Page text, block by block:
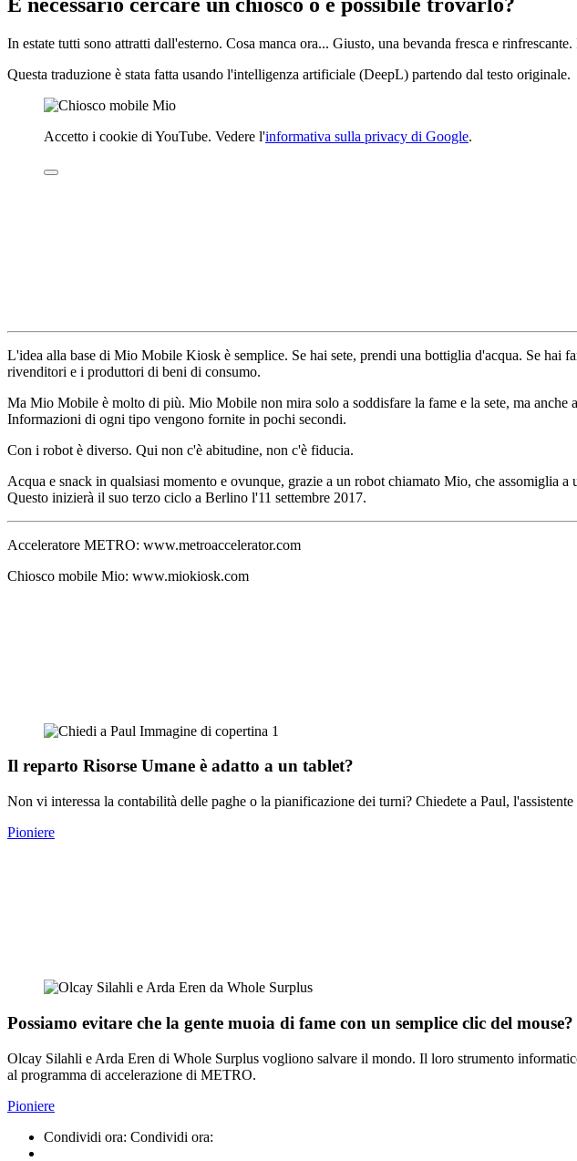
In estate tutti sono attratti dall'esterno. Cosa manca ora... Giusto, una bevanda fresca e
Questa traduzione è stata fatta usando l'intelligenza artificiale (DeepL) partendo dal testo originale.
Accetto i cookie di YouTube. Vedere l'informativa sulla privacy di Google.
L'idea alla base di Mio Mobile Kiosk è semplice. Se hai sete, prendi una bottiglia d'acqua. Se
rivenditori e i produttori di beni di consumo.
Ma Mio Mobile è molto di più. Mio Mobile non mira solo a soddisfare la fame e la sete, ma
Informazioni di ogni tipo vengono fornite in pochi secondi.
Con i robot è diverso. Qui non c'è abitudine, non c'è fiducia.
Acqua e snack in qualsiasi momento e ovunque, grazie a un robot chiamato Mio, che assomiglia
Questo inizierà il suo terzo ciclo a Berlino l'11 settembre 2017.
Acceleratore METRO: www.metroaccelerator.com
Chiosco mobile Mio: www.miokiosk.com
Il reparto Risorse Umane è adatto a un tablet?
Non vi interessa la contabilità delle paghe o la pianificazione dei turni? Chiedete a Paul,
Pioniere
Possiamo evitare che la gente muoia di fame con un semplice clic del mouse?
Olcay Silahli e Arda Eren di Whole Surplus vogliono salvare il mondo. Il loro strumento
al programma di accelerazione di METRO.
Pioniere
Condividi ora: Condividi ora: